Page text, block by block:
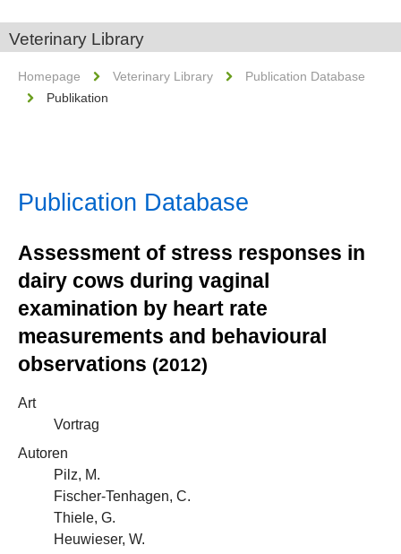
Veterinary Library
Homepage Veterinary Library
Publication Database
Publikation
Publication Database
Assessment of stress responses in
dairy cows during vaginal
examination by heart rate
measurements and behavioural
observations (2012)
Art
Vortrag
Autoren
Pilz, M.
Fischer-Tenhagen, C.
Thiele, G.
Heuwieser, W.